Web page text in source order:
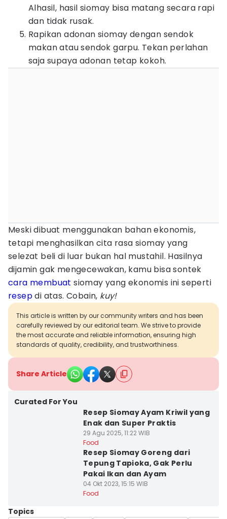
Alhasil, hasil siomay bisa matang secara rapi
dan tidak rusak.
Rapikan adonan siomay dengan sendok
makan atau sendok garpu. Tekan perlahan
saja supaya adonan tetap kokoh.
Meski dibuat menggunakan bahan ekonomis,
tetapi menghasilkan cita rasa siomay yang
selezat beli di luar bukan hal mustahil. Hasilnya
dijamin gak mengecewakan, kamu bisa sontek
cara membuat siomay yang ekonomis ini seperti
resepdi atas. Cobain, kuy!
This article is written by our community writers and has been
carefully reviewed by our editorial team. We strive to provide
the most accurate and reliable information, ensuring high
standards of quality, credibility, and trustworthiness.
Share Article
Curated For You
Resep Siomay Ayam Kriwil yang
Enak dan Super Praktis
29 Agu 2025, 11:22 WIB
Food
Resep Siomay Goreng dari
Tepung Tapioka, Gak Perlu
Pakai Ikan dan Ayam
04 Okt 2023, 15:15 WIB
Food
Topics